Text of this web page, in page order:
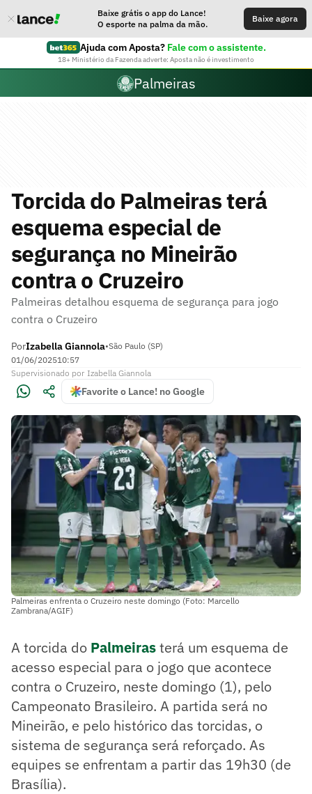
Baixe grátis o app do Lance!
O esporte na palma da mão.
Baixe agora
Ajuda com Aposta? Fale com o assistente.
18+ Ministério da Fazenda adverte: Aposta não é investimento
Palmeiras
Torcida do Palmeiras terá
esquema especial de
segurança no Mineirão
contra o Cruzeiro
Palmeiras detalhou esquema de segurança para jogo
contra o Cruzeiro
PorIzabella Giannola•São Paulo (SP)
01/06/202510:57
Supervisionado por Izabella Giannola
Favorite o Lance! no Google
Palmeiras enfrenta o Cruzeiro neste domingo (Foto: Marcello
Zambrana/AGIF)
A torcida do Palmeirasterá um esquema de
acesso especial para o jogo que acontece
contra o Cruzeiro, neste domingo (1), pelo
Campeonato Brasileiro. A partida será no
Mineirão, e pelo histórico das torcidas, o
sistema de segurança será reforçado. As
equipes se enfrentam a partir das 19h30 (de
Brasília).